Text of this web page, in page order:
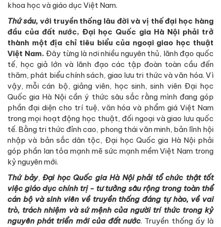
khoa học và giáo dục Việt Nam.
Thứ sáu, với truyền thống lâu đời và vị thế đại học hàng
đầu của đất nước, Đại học Quốc gia Hà Nội phải trở
thành một địa chỉ tiêu biểu của ngoại giao học thuật
Việt Nam. Đây từng là nơi nhiều nguyên thủ, lãnh đạo quốc
tế, học giả lớn và lãnh đạo các tập đoàn toàn cầu đến
thăm, phát biểu chính sách, giao lưu tri thức và văn hóa. Vì
vậy, mỗi cán bộ, giảng viên, học sinh, sinh viên Đại học
Quốc gia Hà Nội cần ý thức sâu sắc rằng mình đang góp
phần đại diện cho trí tuệ, văn hóa và phẩm giá Việt Nam
trong mọi hoạt động học thuật, đối ngoại và giao lưu quốc
tế. Bằng tri thức đỉnh cao, phong thái văn minh, bản lĩnh hội
nhập và bản sắc dân tộc, Đại học Quốc gia Hà Nội phải
góp phần lan tỏa mạnh mẽ sức mạnh mềm Việt Nam trong
kỷ nguyên mới.
Thứ bảy, Đại học Quốc gia Hà Nội phải tổ chức thật tốt
việc giáo dục chính trị - tư tưởng sâu rộng trong toàn thể
cán bộ và sinh viên về truyền thống đáng tự hào, về vai
trò, trách nhiệm và sứ mệnh của người trí thức trong kỷ
nguyên phát triển mới của đất nước. Truyền thống ấy là